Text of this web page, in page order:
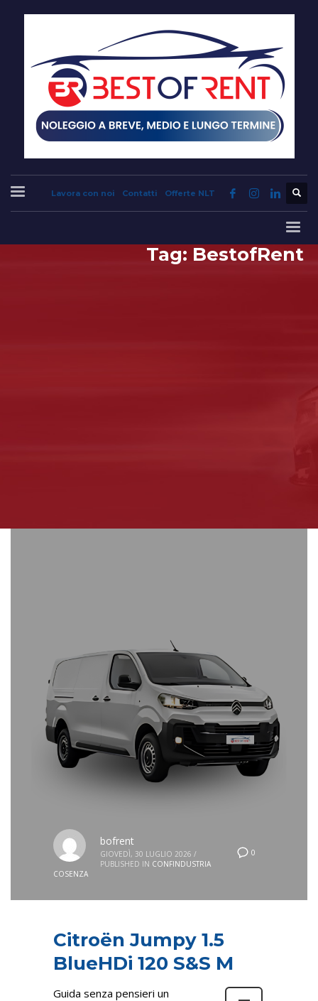
Lavora con noi Contatti Offerte NLT
Tag: BestofRent
0
bofrent
GIOVEDÌ, 30 LUGLIO 2026 /
PUBLISHED IN CONFINDUSTRIA
COSENZA
Citroën Jumpy 1.5
BlueHDi 120 S&S M
Guida senza pensieri un